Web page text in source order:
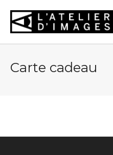
Carte cadeau